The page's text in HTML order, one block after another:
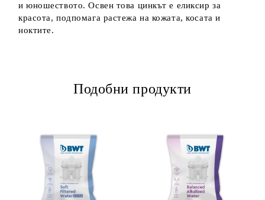
и юношеството. Освен това цинкът е еликсир за
красота, подпомага растежа на кожата, косата и
ноктите.
Подобни продукти